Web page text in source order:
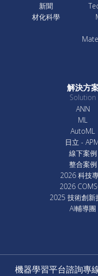
新聞
材化科學
解決方
Solution
ANN
ML
AutoML
日立 -
線下案例
整合案例
2026 科技
2026
2025 技術創新
AI輔導團
機器學習平台諮詢專